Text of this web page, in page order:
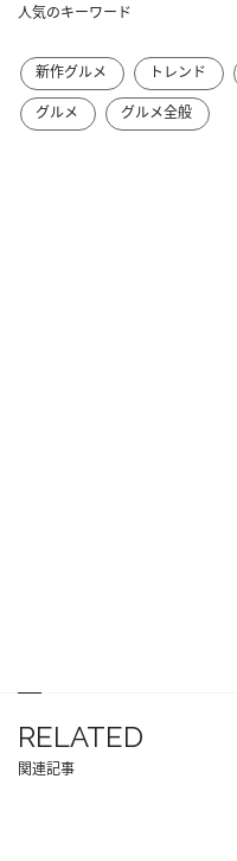
人気のキーワード
新作グルメ トレンド
グルメ
グルメ全般
RELATED
関連記事